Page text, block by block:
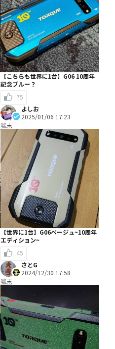
【こちらも世界に1台】G06 10周年
記念ブルー？
75
よしお
2025/01/06 17:23
端末
【世界に1台】G06ベージュ~10周年
エディション~
45
さとG
2024/12/30 17:58
端末